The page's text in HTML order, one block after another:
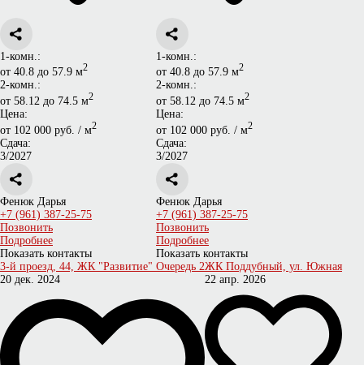
1-комн.:
от 40.8 до 57.9 м2
2-комн.:
от 58.12 до 74.5 м2
Цена:
от 102 000 руб. / м2
Сдача:
3/2027
Фенюк Дарья
+7 (961) 387-25-75
Позвонить
Подробнее
Показать контакты
1-комн.:
от 40.8 до 57.9 м2
2-комн.:
от 58.12 до 74.5 м2
Цена:
от 102 000 руб. / м2
Сдача:
3/2027
Фенюк Дарья
+7 (961) 387-25-75
Позвонить
Подробнее
Показать контакты
3-й проезд, 44, ЖК "Развитие" Очередь 2
20 дек. 2024
ЖК Поддубный, ул. Южная
22 апр. 2026